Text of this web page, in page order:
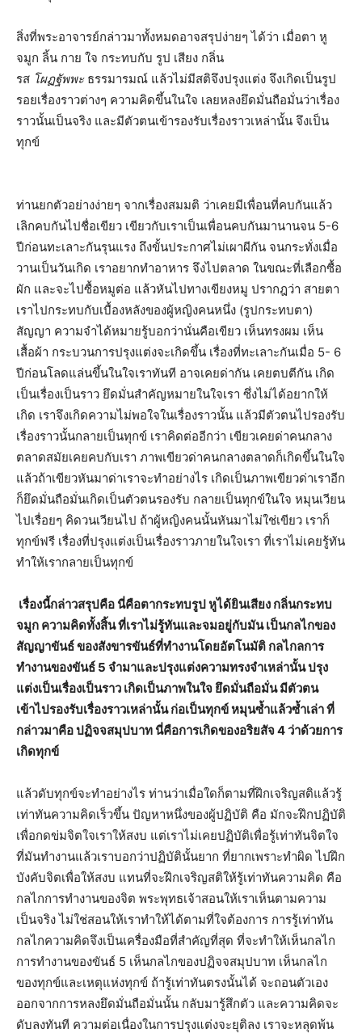
สิ่งที่พระอาจารย์กล่าวมาทั้งหมดอาจสรุปง่ายๆ ได้ว่า เมื่อตา หู
จมูก ลิ้น กาย ใจ กระทบกับ รูป เสียง กลิ่น
รส โผฏฐัพพะธรรมารมณ์ แล้วไม่มีสติจึงปรุงแต่ง จึงเกิดเป็นรูป
รอยเรื่องราวต่างๆ ความคิดขึ้นในใจ เลยหลงยึดมั่นถือมั่นว่าเรื่อง
ราวนั้นเป็นจริง และมีตัวตนเข้ารองรับเรื่องราวเหล่านั้น จึงเป็น
ทุกข์
ท่านยกตัวอย่างง่ายๆ จากเรื่องสมมติ ว่าเคยมีเพื่อนที่คบกันแล้ว
เลิกคบกันไปชื่อเขียว เขียวกับเราเป็นเพื่อนคบกันมานานจน 5-6
ปีก่อนทะเลาะกันรุนแรง ถึงขั้นประกาศไม่เผาผีกัน จนกระทั่งเมื่อ
วานเป็นวันเกิด เราอยากทำอาหาร จึงไปตลาด ในขณะที่เลือกซื้อ
ผัก และจะไปซื้อหมูต่อ แล้วหันไปทางเขียงหมู ปรากฎว่า สายตา
เราไปกระทบกับเบื้องหลังของผู้หญิงคนหนึ่ง (รูปกระทบตา)
สัญญา ความจำได้หมายรู้บอกว่านั่นคือเขียว เห็นทรงผม เห็น
เสื้อผ้า กระบวนการปรุงแต่งจะเกิดขึ้น เรื่องที่ทะเลาะกันเมื่อ 5- 6
ปีก่อนโลดแล่นขึ้นในใจเราทันที อาจเคยด่ากัน เคยตบตีกัน เกิด
เป็นเรื่องเป็นราว ยึดมั่นสำคัญหมายในใจเรา ซึ่งไม่ได้อยากให้
เกิด เราจึงเกิดความไม่พอใจในเรื่องราวนั้น แล้วมีตัวตนไปรองรับ
เรื่องราวนั้นกลายเป็นทุกข์ เราคิดต่ออีกว่า เขียวเคยด่าคนกลาง
ตลาดสมัยเคยคบกับเรา ภาพเขียวด่าคนกลางตลาดก็เกิดขึ้นในใจ
แล้วถ้าเขียวหันมาด่าเราจะทำอย่างไร เกิดเป็นภาพเขียวด่าเราอีก
ก็ยึดมั่นถือมั่นเกิดเป็นตัวตนรองรับ กลายเป็นทุกข์ในใจ หมุนเวียน
ไปเรื่อยๆ คิดวนเวียนไป ถ้าผู้หญิงคนนั้นหันมาไม่ใช่เขียว เราก็
ทุกข์ฟรี เรื่องที่ปรุงแต่งเป็นเรื่องราวภายในใจเรา ที่เราไม่เคยรู้ทัน
ทำให้เรากลายเป็นทุกข์
เรื่องนี้กล่าวสรุปคือ นี่คือตากระทบรูป หูได้ยินเสียง กลิ่นกระทบ
จมูก ความคิดทั้งสิ้น ที่เราไม่รู้ทันและจมอยู่กับมัน เป็นกลไกของ
สัญญาขันธ์ ของสังขารขันธ์ที่ทำงานโดยอัตโนมัติ กลไกลการ
ทำงานของขันธ์ 5 จำมาและปรุงแต่งความทรงจำเหล่านั้น ปรุง
แต่งเป็นเรื่องเป็นราว เกิดเป็นภาพในใจ ยึดมั่นถือมั่น มีตัวตน
เข้าไปรองรับเรื่องราวเหล่านั้น ก่อเป็นทุกข์ หมุนซ้ำแล้วซ้ำเล่า ที่
กล่าวมาคือ ปฏิจจสมุปบาท นี่คือการเกิดของอริยสัจ 4 ว่าด้วยการ
เกิดทุกข์
แล้วดับทุกข์จะทำอย่างไร ท่านว่าเมื่อใดก็ตามที่ฝึกเจริญสติแล้วรู้
เท่าทันความคิดเร็วขึ้น ปัญหาหนึ่งของผู้ปฏิบัติ คือ มักจะฝึกปฏิบัติ
เพื่อกดข่มจิตใจเราให้สงบ แต่เราไม่เคยปฏิบัติเพื่อรู้เท่าทันจิตใจ
ที่มันทำงานแล้วเราบอกว่าปฏิบัตินั้นยาก ที่ยากเพราะทำผิด ไปฝึก
บังคับจิตเพื่อให้สงบ แทนที่จะฝึกเจริญสติให้รู้เท่าทันความคิด คือ
กลไกการทำงานของจิต พระพุทธเจ้าสอนให้เราเห็นตามความ
เป็นจริง ไม่ใช่สอนให้เราทำให้ได้ตามที่ใจต้องการ การรู้เท่าทัน
กลไกความคิดจึงเป็นเครื่องมือที่สำคัญที่สุด ที่จะทำให้เห็นกลไก
การทำงานของขันธ์ 5 เห็นกลไกของปฏิจจสมุปบาท เห็นกลไก
ของทุกข์และเหตุแห่งทุกข์ ถ้ารู้เท่าทันตรงนั้นได้ จะถอนตัวเอง
ออกจากการหลงยึดมั่นถือมั่นนั้น กลับมารู้สึกตัว และความคิดจะ
ดับลงทันที ความต่อเนื่องในการปรุงแต่งจะยุติลง เราจะหลุดพ้น